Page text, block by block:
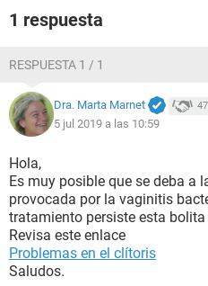
1 respuesta
RESPUESTA 1 / 1
Dra. Marta Marnet
5 jul 2019 a las 10:59
Hola,
Es muy posible que se deba a
provocada por la vaginitis
tratamiento persiste esta
Revisa este enlace
Problemas en el clítoris
Saludos.